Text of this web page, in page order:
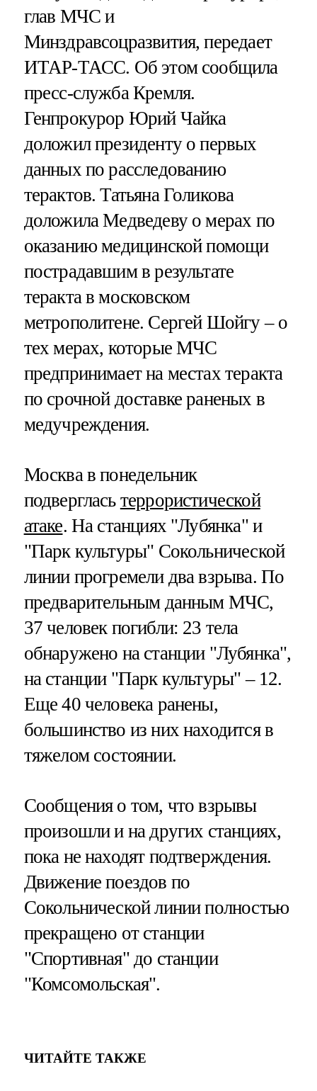
глав МЧС и
Минздравсоцразвития, передает
ИТАР-ТАСС. Об этом сообщила
пресс-служба Кремля.
Генпрокурор Юрий Чайка
доложил президенту о первых
данных по расследованию
терактов. Татьяна Голикова
доложила Медведеву о мерах по
оказанию медицинской помощи
пострадавшим в результате
теракта в московском
метрополитене. Сергей Шойгу – о
тех мерах, которые МЧС
предпринимает на местах теракта
по срочной доставке раненых в
медучреждения.
Москва в понедельник
подверглась террористической
атаке. На станциях "Лубянка" и
"Парк культуры" Сокольнической
линии прогремели два взрыва. По
предварительным данным МЧС,
37 человек погибли: 23 тела
обнаружено на станции "Лубянка",
на станции "Парк культуры" – 12.
Еще 40 человека ранены,
большинство из них находится в
тяжелом состоянии.
Сообщения о том, что взрывы
произошли и на других станциях,
пока не находят подтверждения.
Движение поездов по
Сокольнической линии полностью
прекращено от станции
"Спортивная" до станции
"Комсомольская".
ЧИТАЙТЕ ТАКЖЕ